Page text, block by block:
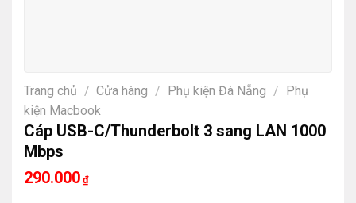
Trang chủ / Cửa hàng / Phụ kiện Đà Nẵng /
Phụ
kiện Macbook
Cáp USB-C/Thunderbolt 3 sang LAN 1000
Mbps
290.000 ₫